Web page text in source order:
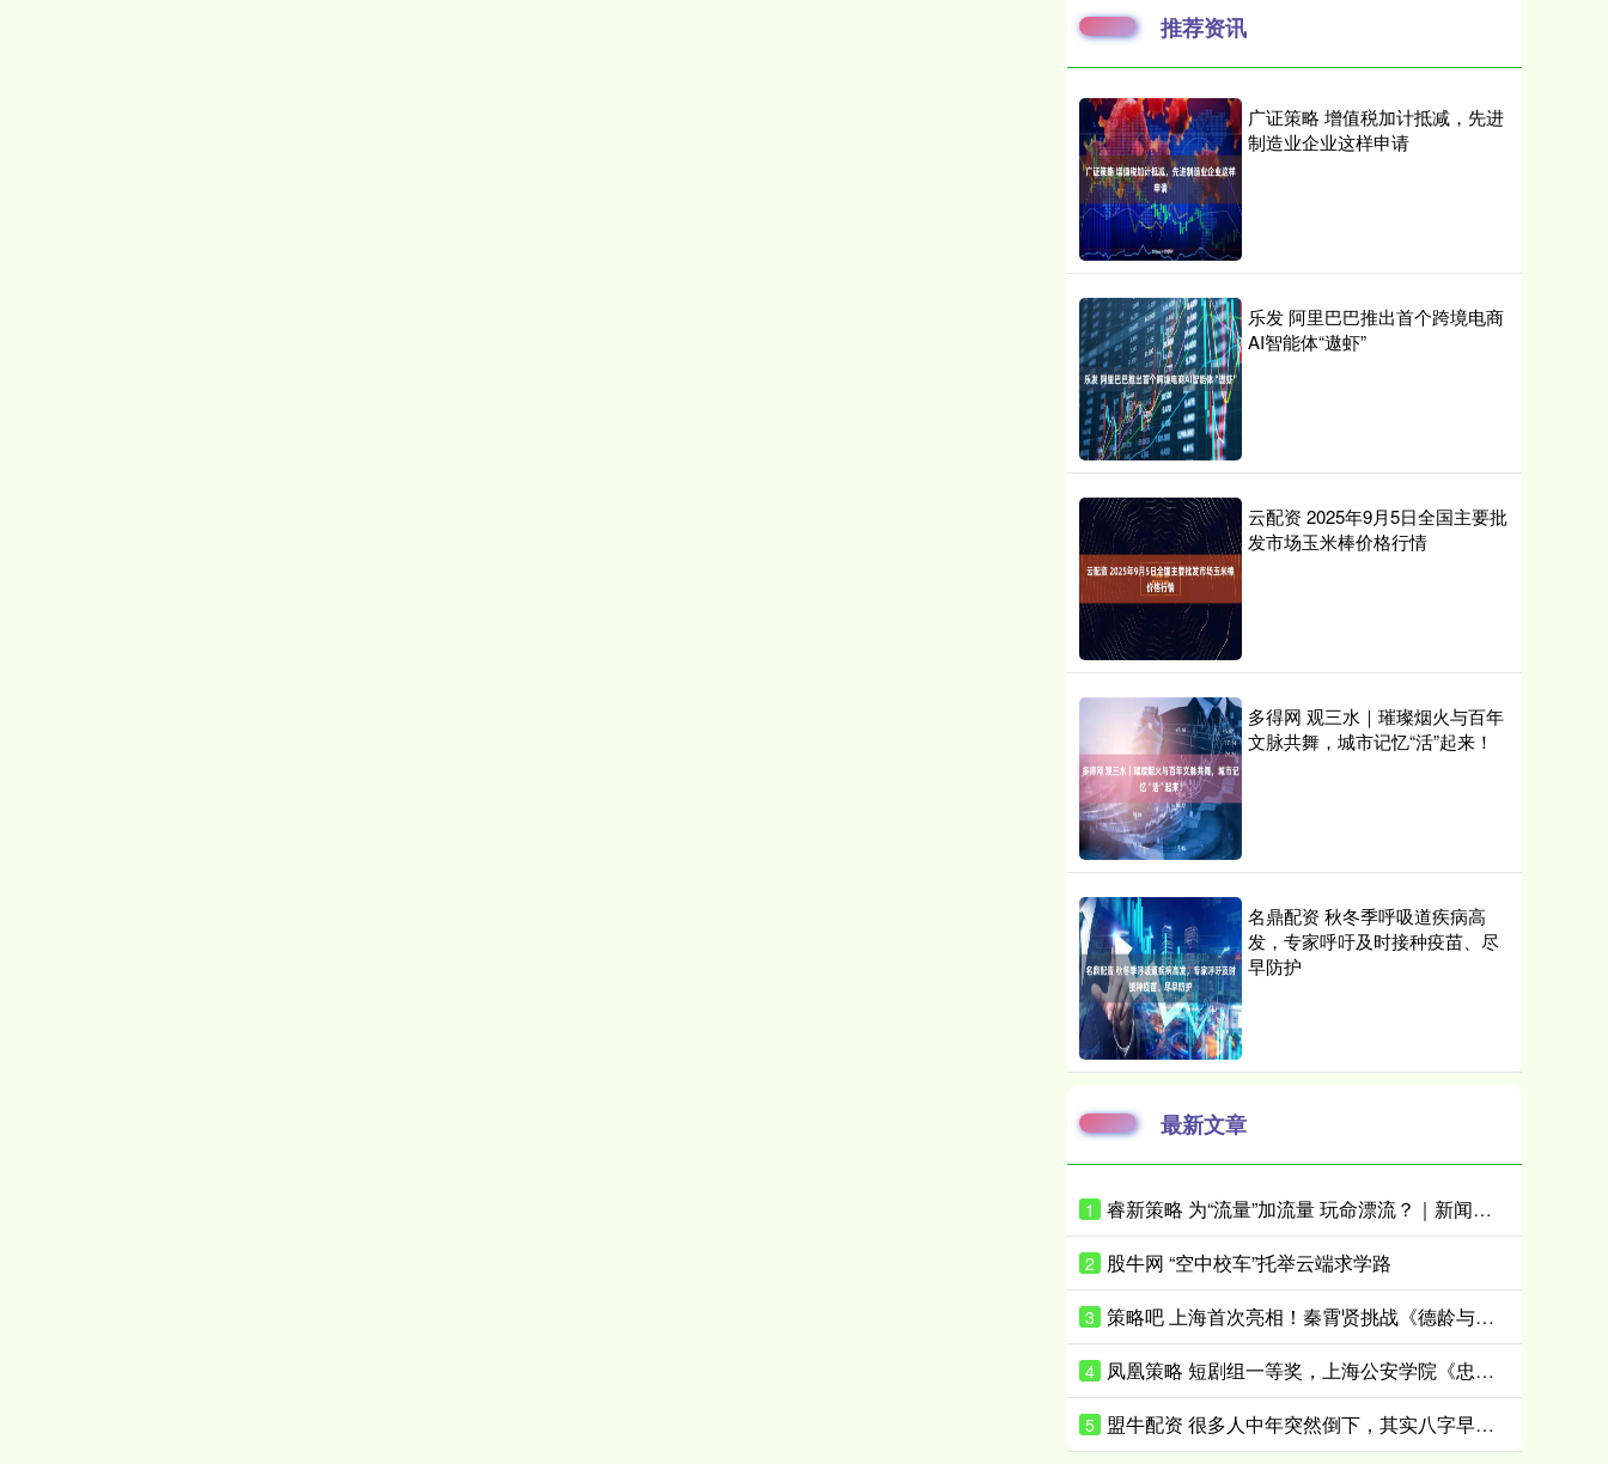
推荐资讯
广证策略 增值税加计抵减，先进
制造业企业这样申请
乐发 阿里巴巴推出首个跨境电商
AI智能体“遨虾”
云配资 2025年9月5日全国主要批
发市场玉米棒价格行情
多得网 观三水｜璀璨烟火与百年
文脉共舞，城市记忆“活”起来！
名鼎配资 秋冬季呼吸道疾病高
发，专家呼吁及时接种疫苗、尽
早防护
最新文章
1 睿新策略 为“流量”加流量 玩命漂流？｜新闻漫话
2 股牛网 “空中校车”托举云端求学路
3 策略吧 上海首次亮相！秦霄贤挑战《德龄与慈禧》“光绪”，他没想到……
4 凤凰策略 短剧组一等奖，上海公安学院《忠诚的道路》！上海市大学生话剧节揭晓赛果
5 盟牛配资 很多人中年突然倒下，其实八字早有信号：3种“坐绝”结构最容易透支健康